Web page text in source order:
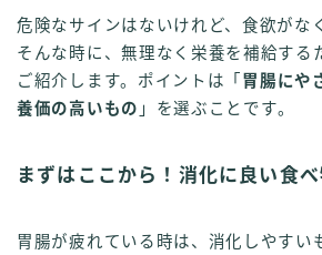
危険なサインはないけれど、食欲がな
そんな時に、無理なく栄養を補給する
ご紹介します。ポイントは「 胃腸にや
養価の高いもの 」を選ぶことです。
まずはここから！消化に良い食
胃腸が疲れている時は、消化しやすい